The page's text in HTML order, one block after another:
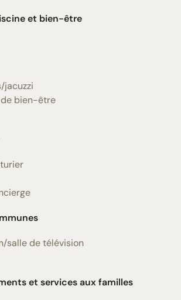
et bien-être
jacuzzi
bien-être
salle de télévision
et services aux familles